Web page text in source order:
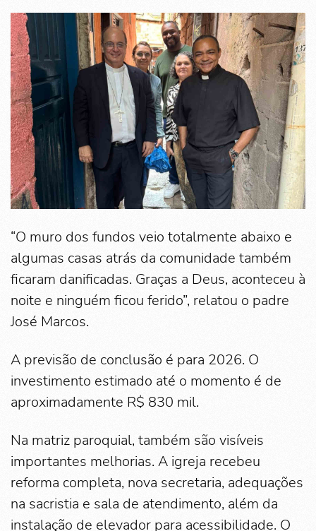
“O muro dos fundos veio totalmente abaixo e
algumas casas atrás da comunidade também
ficaram danificadas. Graças a Deus, aconteceu à
noite e ninguém ficou ferido”, relatou o padre
José Marcos.
A previsão de conclusão é para 2026. O
investimento estimado até o momento é de
aproximadamente R$ 830 mil.
Na matriz paroquial, também são visíveis
importantes melhorias. A igreja recebeu
reforma completa, nova secretaria, adequações
na sacristia e sala de atendimento, além da
instalação de elevador para acessibilidade. O